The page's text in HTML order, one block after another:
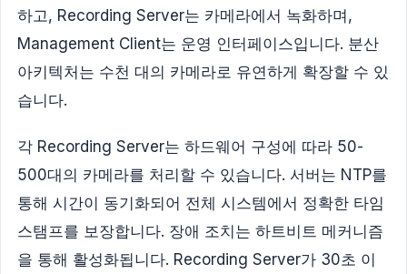
하고, Recording Server는 카메라에서 녹화하며,
Management Client는 운영 인터페이스입니다. 분산
아키텍처는 수천 대의 카메라로 유연하게 확장할 수 있
습니다.
각 Recording Server는 하드웨어 구성에 따라 50-
500대의 카메라를 처리할 수 있습니다. 서버는 NTP를
통해 시간이 동기화되어 전체 시스템에서 정확한 타임
스탬프를 보장합니다. 장애 조치는 하트비트 메커니즘
을 통해 활성화됩니다. Recording Server가 30초 이